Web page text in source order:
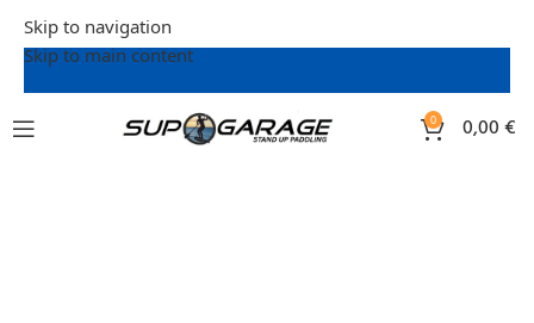
Skip to navigation
Skip to main content
0 0,00€